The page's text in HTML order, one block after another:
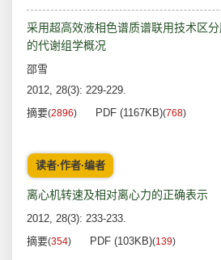
采用超高效液相色谱质谱联用技术区
的代谢组学概况
邵雪
2012, 28(3): 229-229.
摘要(2896) PDF (1167KB)(768)
读者·作者·编者
离心机转速及相对离心力的正确表示
2012, 28(3): 233-233.
摘要(354) PDF (103KB)(139)